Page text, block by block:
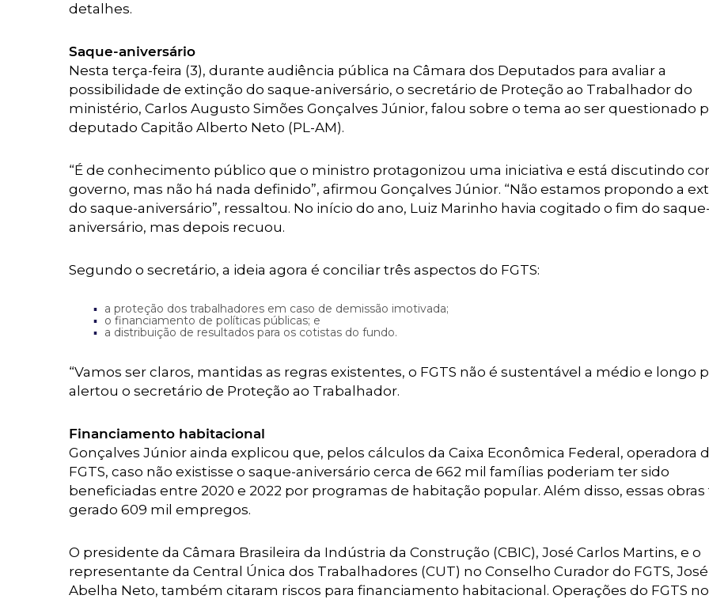
detalhes.
Saque-aniversário
Nesta terça-feira (3), durante audiência pública na Câmara dos Deputados para avaliar a
possibilidade de extinção do saque-aniversário, o secretário de Proteção ao Trabalhador do
ministério, Carlos Augusto Simões Gonçalves Júnior, falou sobre o tema ao ser questionado
deputado Capitão Alberto Neto (PL-AM).
“É de conhecimento público que o ministro protagonizou uma iniciativa e está discutindo
governo, mas não há nada definido”, afirmou Gonçalves Júnior. “Não estamos propondo a
do saque-aniversário”, ressaltou. No início do ano, Luiz Marinho havia cogitado o fim do saque-
aniversário, mas depois recuou.
Segundo o secretário, a ideia agora é conciliar três aspectos do FGTS:
a proteção dos trabalhadores em caso de demissão imotivada;
o financiamento de políticas públicas; e
a distribuição de resultados para os cotistas do fundo.
“Vamos ser claros, mantidas as regras existentes, o FGTS não é sustentável a médio e longo
alertou o secretário de Proteção ao Trabalhador.
Financiamento habitacional
Gonçalves Júnior ainda explicou que, pelos cálculos da Caixa Econômica Federal, operadora
FGTS, caso não existisse o saque-aniversário cerca de 662 mil famílias poderiam ter sido
beneficiadas entre 2020 e 2022 por programas de habitação popular. Além disso, essas
gerado 609 mil empregos.
O presidente da Câmara Brasileira da Indústria da Construção (CBIC), José Carlos Martins, e o
representante da Central Única dos Trabalhadores (CUT) no Conselho Curador do FGTS, José
Abelha Neto, também citaram riscos para financiamento habitacional. Operações do FGTS